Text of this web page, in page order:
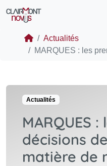
Actualités
MARQUES : les
Actualités
MARQUES
décisions
matière de